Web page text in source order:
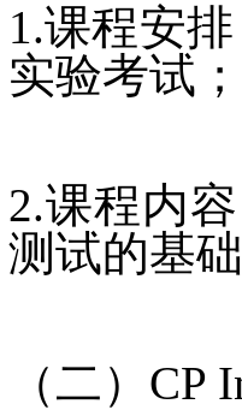
1.课程安
实验考试
2.课程内
测试的基
（二）CP